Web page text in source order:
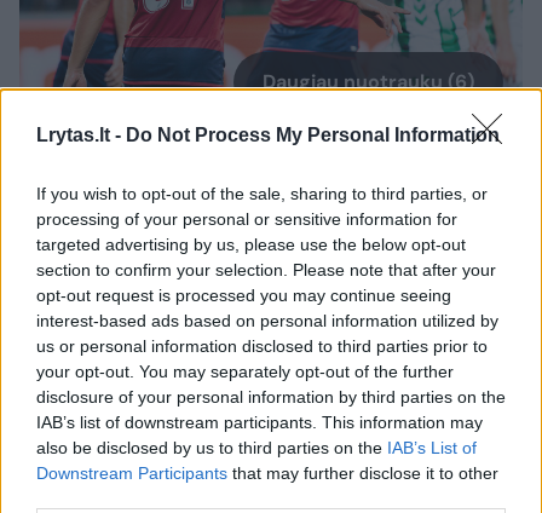
Lrytas.lt - Do Not Process My Personal Information
If you wish to opt-out of the sale, sharing to third parties, or
processing of your personal or sensitive information for
targeted advertising by us, please use the below opt-out
section to confirm your selection. Please note that after your
opt-out request is processed you may continue seeing
interest-based ads based on personal information utilized by
us or personal information disclosed to third parties prior to
your opt-out. You may separately opt-out of the further
disclosure of your personal information by third parties on the
IAB’s list of downstream participants. This information may
also be disclosed by us to third parties on the IAB’s List of
Downstream Participants that may further disclose it to other
Daugiau nuotraukų (6)
vykusiose atrankos į UEFA Konferencijų lygą
rungtynėse Splito „Hajduk“ ekipa 5:2
sutriuškino Vilniaus „Žalgirį“.
Penktąjį „Hajduk“ įvartį pelnė komandos
lyderis, po JAV vėliava žaidžiantis R. Pukštas.
Po rungtynių jautriai į įvykusią dvikovą tarp